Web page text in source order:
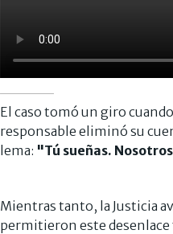
El caso tomó un giro
responsable eliminó su
lema: "Tú sueñas.
Mientras tanto, la Justicia
permitieron este desenlace